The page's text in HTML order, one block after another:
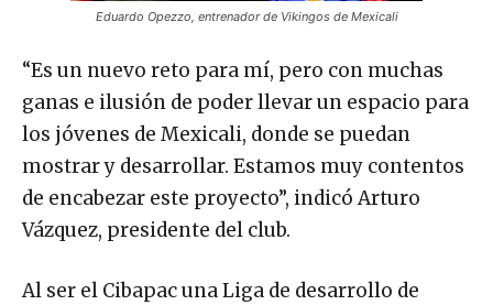
Eduardo Opezzo, entrenador de Vikingos de Mexicali
“Es un nuevo reto para mí, pero con muchas
ganas e ilusión de poder llevar un espacio para
los jóvenes de Mexicali, donde se puedan
mostrar y desarrollar. Estamos muy contentos
de encabezar este proyecto”, indicó Arturo
Vázquez, presidente del club.
Al ser el Cibapac una Liga de desarrollo de